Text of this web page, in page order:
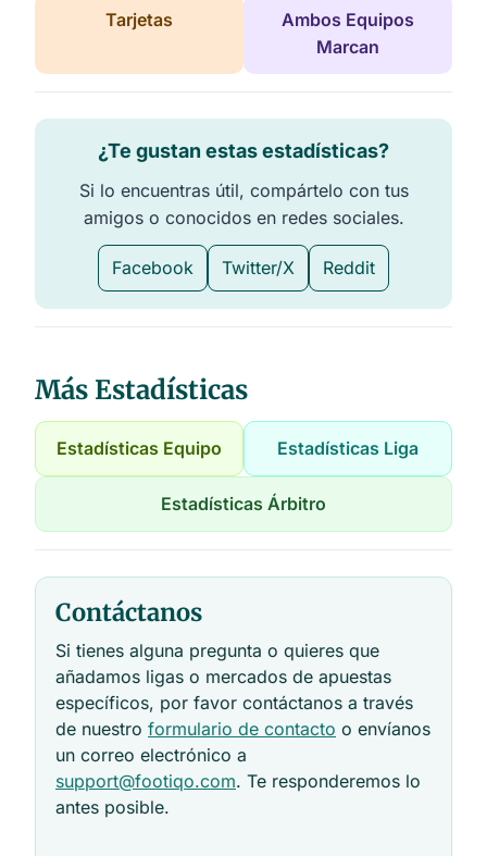
Tarjetas
Ambos Equipos
Marcan
¿Te gustan estas estadísticas?
Si lo encuentras útil, compártelo con tus
amigos o conocidos en redes sociales.
Facebook Twitter/X Reddit
Más Estadísticas
Estadísticas Equipo Estadísticas Liga
Estadísticas Árbitro
Contáctanos
Si tienes alguna pregunta o quieres que
añadamos ligas o mercados de apuestas
específicos, por favor contáctanos a través
de nuestro formulario de contacto o envíanos
un correo electrónico a
support@footiqo.com. Te responderemos lo
antes posible.